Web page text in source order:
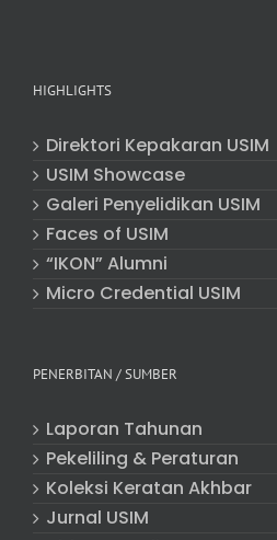
HIGHLIGHTS
Direktori Kepakaran USIM
USIM Showcase
Galeri Penyelidikan USIM
Faces of USIM
“IKON” Alumni
Micro Credential USIM
PENERBITAN / SUMBER
Laporan Tahunan
Pekeliling & Peraturan
Koleksi Keratan Akhbar
Jurnal USIM